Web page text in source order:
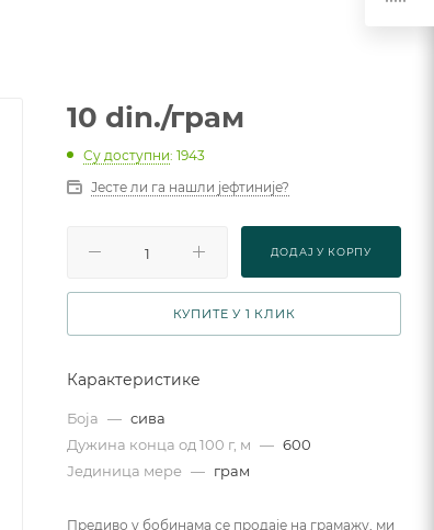
10 din./грам
Су доступни: 1943
Јесте ли га нашли јефтиније?
ДОДАJ У КОРПУ
КУПИТЕ У 1 КЛИК
Карактеристике
Боја — сива
Дужина конца од 100 г, м — 600
Јединица мере — грам
Предиво у бобинама се продаје на грамажу, ми